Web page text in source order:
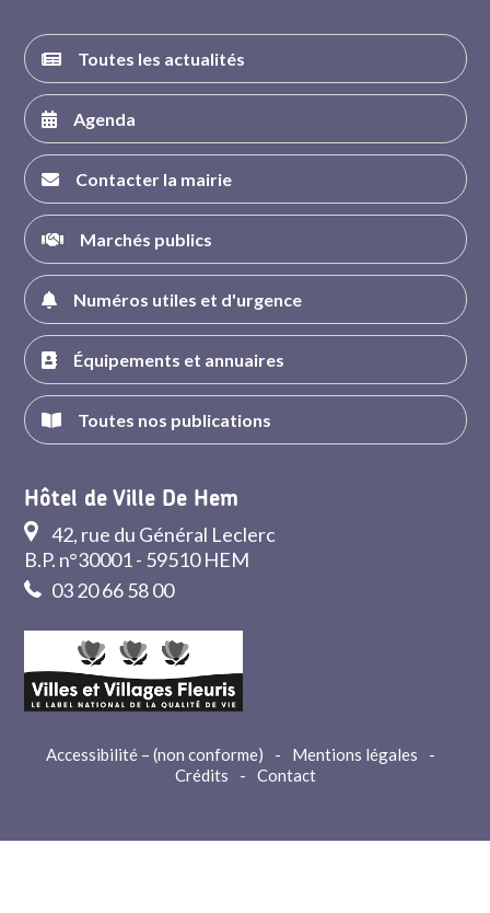
Toutes les actualités
Agenda
Contacter la mairie
Marchés publics
Numéros utiles et d'urgence
Équipements et annuaires
Toutes nos publications
Hôtel de Ville De Hem
42, rue du Général Leclerc
B.P. n°30001 - 59510 HEM
03 20 66 58 00
Accessibilité – (non conforme) - Mentions légales
-
Crédits
- Contact